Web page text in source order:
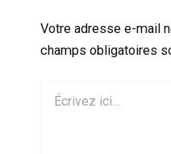
Votre adresse e-mail
champs obligatoires
ici…